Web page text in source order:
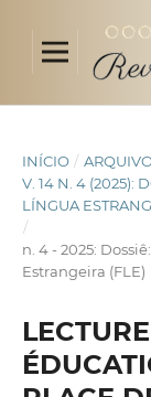
INÍCIO /
V. 14 N. 4 (2025):
LÍNGUA
/
n. 4 - 2025:
Estrangeira (FLE)